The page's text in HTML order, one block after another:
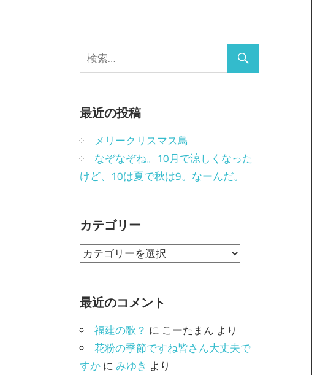
最近の投稿
メリークリスマス鳥
なぞなぞね。10月で涼しくなった
けど、10は夏で秋は9。なーんだ。
カテゴリー
カ
リ
ー
最近のコメント
福建の歌？ に こーたまん より
花粉の季節ですね皆さん大丈夫で
すかにみゆき より